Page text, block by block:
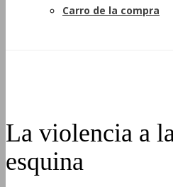
Carro de la compra
La violencia a
esquina